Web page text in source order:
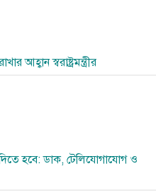
আহ্বান স্বরাষ্ট্রমন্ত্রীর
দিতে হবে: ডাক, টেলিযোগাযোগ ও